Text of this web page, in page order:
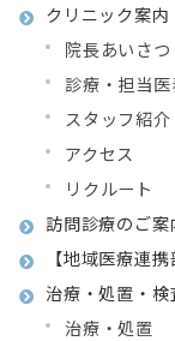
クリニック案内
院長あいさつ
診療・担当医
スタッフ紹介
アクセス
リクルート
訪問診療のご案
【地域医療連
治療・処置・
治療・処置